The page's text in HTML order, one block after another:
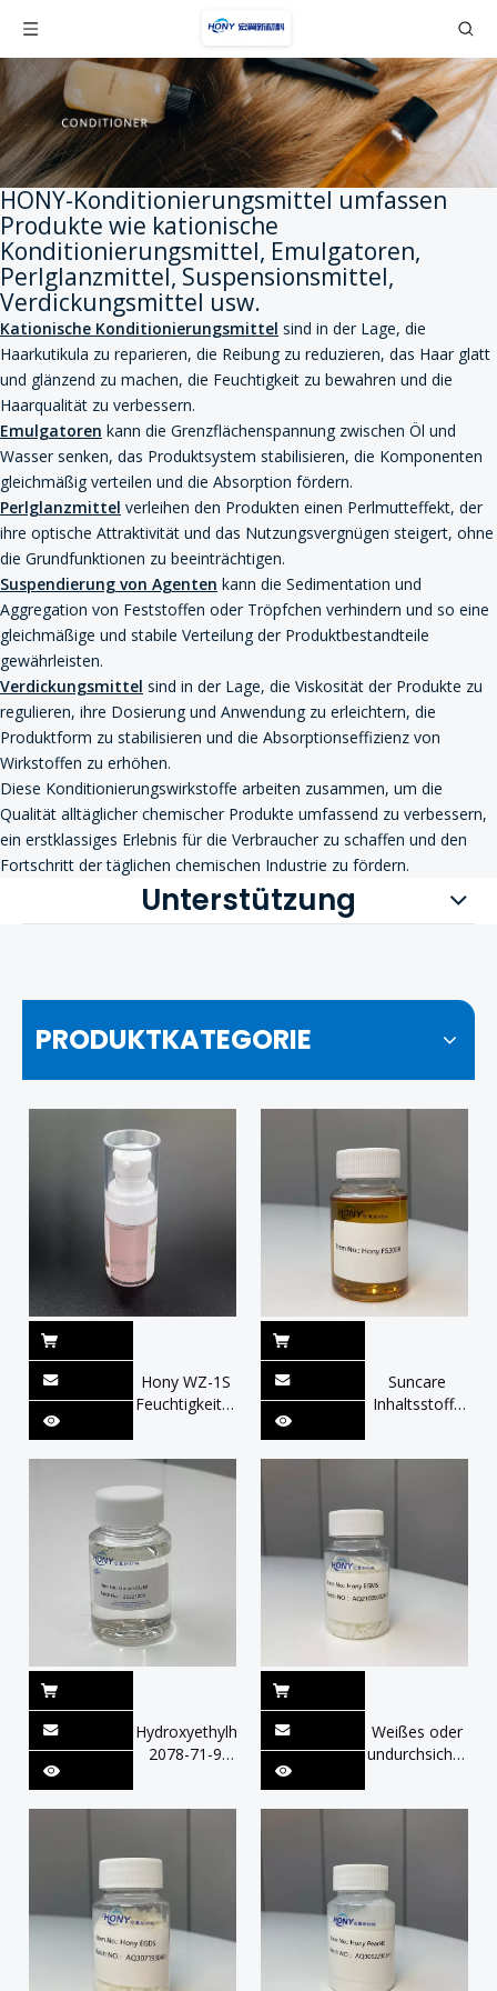
HONY-Konditionierungsmittel umfassen
Produkte wie kationische
Konditionierungsmittel, Emulgatoren,
Perlglanzmittel, Suspensionsmittel,
Verdickungsmittel usw.
Kationische Konditionierungsmittel sind in der Lage, die
Haarkutikula zu reparieren, die Reibung zu reduzieren, das Haar glatt
und glänzend zu machen, die Feuchtigkeit zu bewahren und die
Haarqualität zu verbessern.
Emulgatoren kann die Grenzflächenspannung zwischen Öl und
Wasser senken, das Produktsystem stabilisieren, die Komponenten
gleichmäßig verteilen und die Absorption fördern.
Perlglanzmittel verleihen den Produkten einen Perlmutteffekt, der
ihre optische Attraktivität und das Nutzungsvergnügen steigert, ohne
die Grundfunktionen zu beeinträchtigen.
Suspendierung von Agenten kann die Sedimentation und
Aggregation von Feststoffen oder Tröpfchen verhindern und so eine
gleichmäßige und stabile Verteilung der Produktbestandteile
gewährleisten.
Verdickungsmittel sind in der Lage, die Viskosität der Produkte zu
regulieren, ihre Dosierung und Anwendung zu erleichtern, die
Produktform zu stabilisieren und die Absorptionseffizienz von
Wirkstoffen zu erhöhen.
Diese Konditionierungswirkstoffe arbeiten zusammen, um die
Qualität alltäglicher chemischer Produkte umfassend zu verbessern,
ein erstklassiges Erlebnis für die Verbraucher zu schaffen und den
Fortschritt der täglichen chemischen Industrie zu fördern.
Unterstützung
PRODUKTKATEGORIE
Hony WZ-1S
Feuchtigkeitsspendendes
Skincare
Emollient
Serum
Suncare
Inhaltsstoffe
Hydroxyethylharnstoff
2078-71-9
Weißes oder
undurchsichtiges
Kosmetische
Produkte